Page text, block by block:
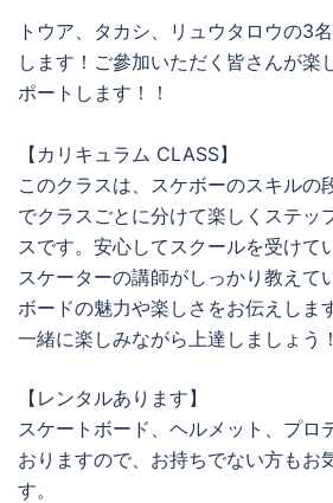
トウア、タカシ、リュウタロウの3
します！ご參加いただく皆さんが楽
ポートします！！
【カリキュラム CLASS】
このクラスは、スケボーのスキルの
でクラスごとに分けて楽しくステッ
スです。安心してスクールを受けて
スケーターの講師がしっかり教えて
ボードの魅力や楽しさをお伝えしま
一緒に楽しみながら上達しましょう！
【レンタルあります】
スケートボード、ヘルメット、プロ
おりますので、お持ちでない方もお
す。